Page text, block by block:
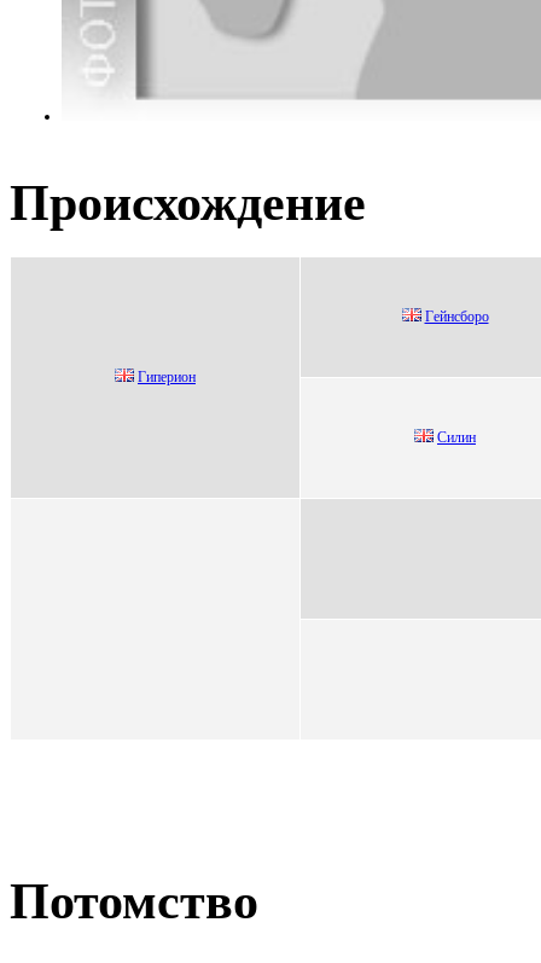
Происхождение
Гипеpион
Гeйнcбopo
Cилин
Потомство